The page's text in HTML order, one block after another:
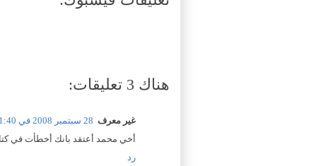
هناك 3 تعليقات:
غير معرف 28 سبتمبر 2008 في 11:40 م
أخي محمد أعتقد بانك أخطأت في
رد